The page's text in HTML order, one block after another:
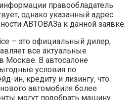
правообладатель
однако указанный адрес
АВТОВАЗа к данной заявке.
– это официальный дилер,
все актуальные
Москве. В автосалоне
условия по
ин, кредиту и лизингу, что
автомобиля более
могут подобрать машину